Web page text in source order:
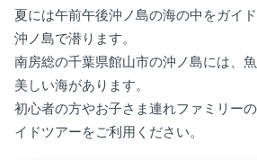
夏には午前午後沖ノ島の海の中をガイ
沖ノ島で潜ります。
南房総の千葉県館山市の沖ノ島には、
美しい海があります。
初心者の方やお子さま連れファミリー
イドツアーをご利用ください。